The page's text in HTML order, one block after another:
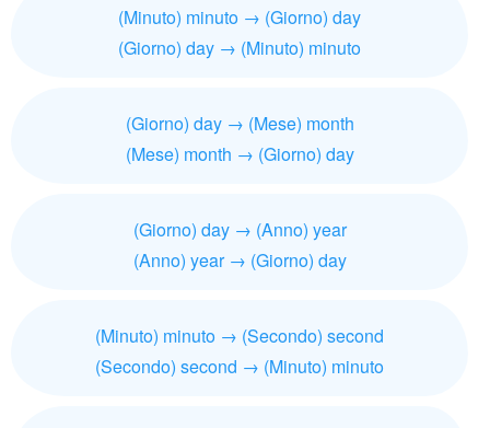
(Minuto) minuto → (Giorno) day
(Giorno) day → (Minuto) minuto
(Giorno) day → (Mese) month
(Mese) month → (Giorno) day
(Giorno) day → (Anno) year
(Anno) year → (Giorno) day
(Minuto) minuto → (Secondo) second
(Secondo) second → (Minuto) minuto